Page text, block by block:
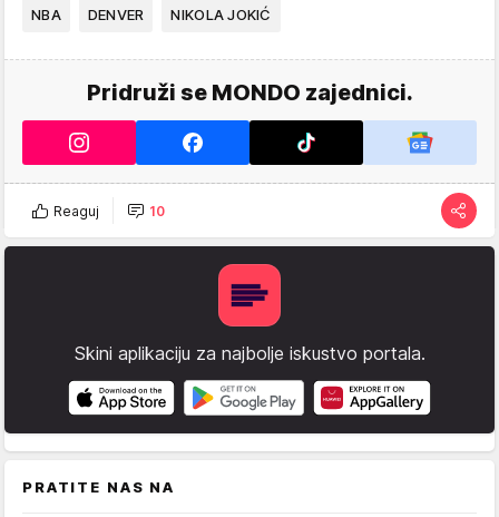
NBA DENVER NIKOLA JOKIĆ
Pridruži se MONDO zajednici.
Reaguj 10
Skini aplikaciju za najbolje iskustvo portala.
PRATITE NAS NA